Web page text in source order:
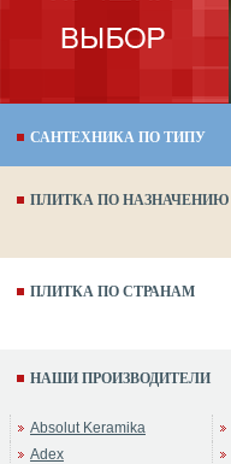
САНТЕХНИКА ПО ТИПУ
ПЛИТКА ПО НАЗНАЧЕНИЮ
ПЛИТКА ПО СТРАНАМ
НАШИ ПРОИЗВОДИТЕЛИ
Absolut Keramika
Adex